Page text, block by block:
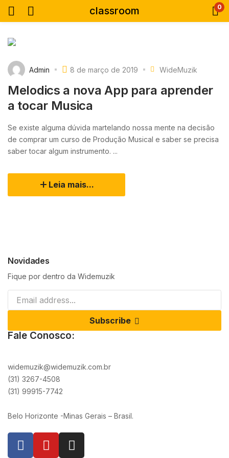
classroom 0
Admin 8 de março de 2019 WideMuzik
Melodics a nova App para aprender
a tocar Musica
Se existe alguma dúvida martelando nossa mente na decisão
de comprar um curso de Produção Musical e saber se precisa
saber tocar algum instrumento. ...
Leia mais...
Novidades
Fique por dentro da Widemuzik
Subscribe
Fale Conosco:
widemuzik@widemuzik.com.br
(31) 3267-4508
(31) 99915-7742
Belo Horizonte -Minas Gerais – Brasil.